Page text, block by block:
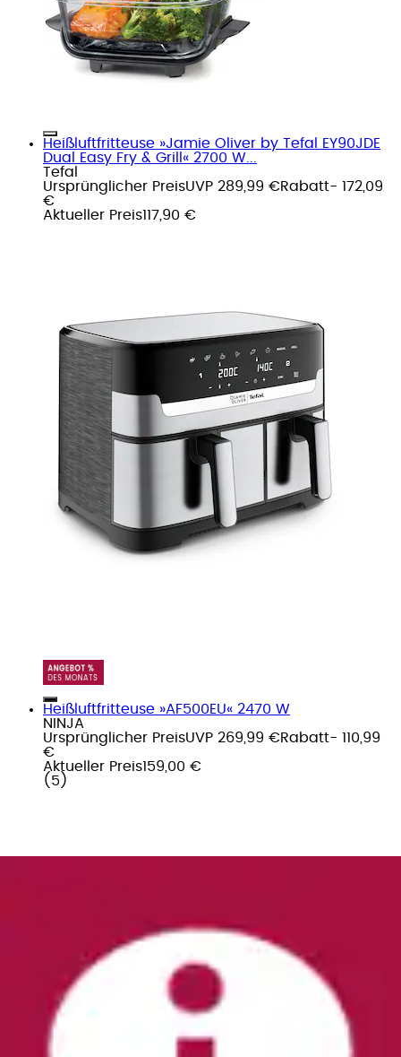
Heißluftfritteuse »Jamie Oliver by Tefal EY90JDE
Dual Easy Fry & Grill« 2700 W...
Tefal
Ursprünglicher PreisUVP 289,99 €Rabatt- 172,09
€
Aktueller Preis117,90 €
Heißluftfritteuse »AF500EU« 2470 W
NINJA
Ursprünglicher PreisUVP 269,99 €Rabatt- 110,99
€
Aktueller Preis159,00 €
( 5 )